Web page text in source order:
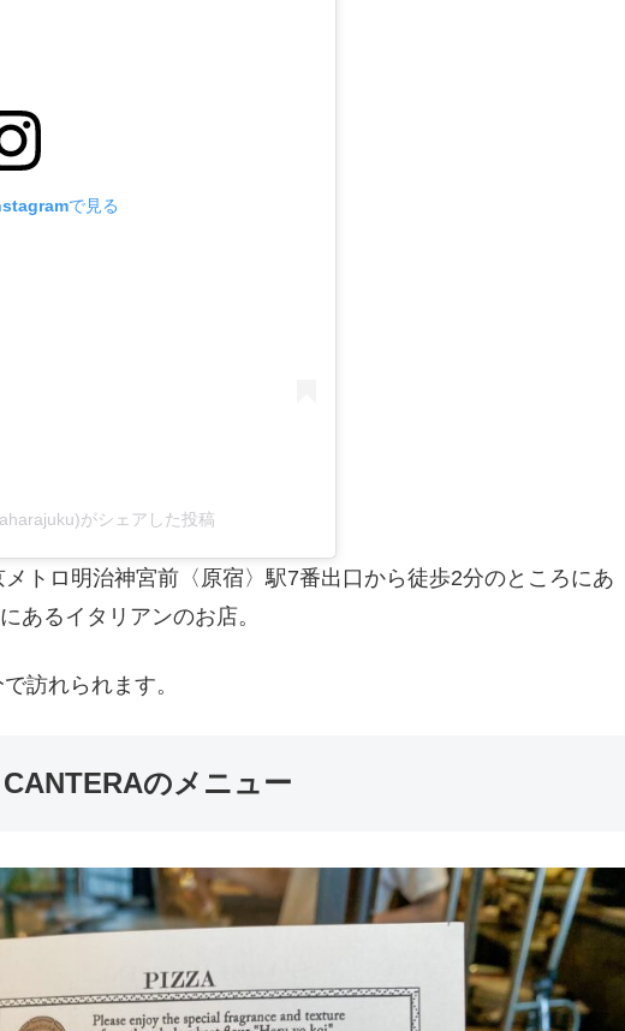
で見る
がシェアした投稿
メトロ明治神宮前〈原宿〉駅7番出口から徒歩2分のところにあ
あるイタリアンのお店。
訪れられます。
のメニュー